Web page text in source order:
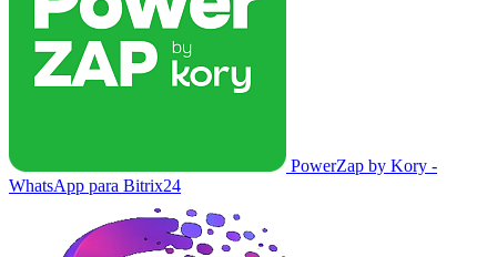
PowerZap by Kory -
WhatsApp para Bitrix24